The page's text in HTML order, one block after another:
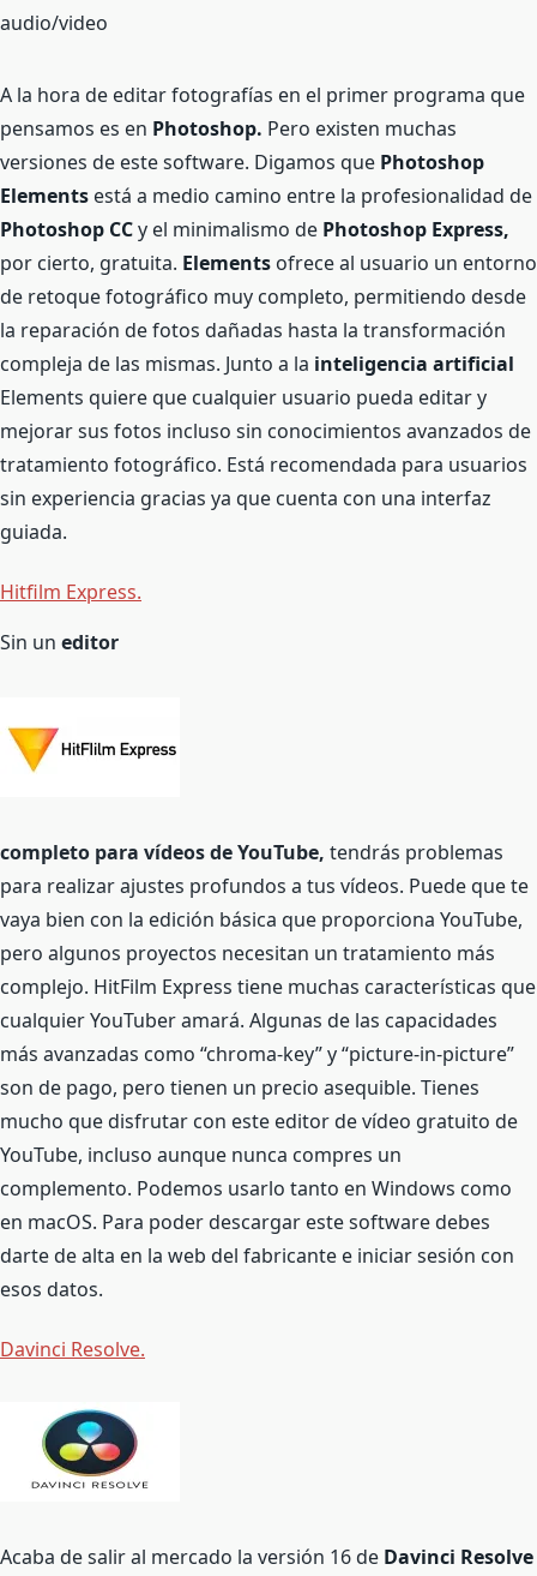
A la hora de editar fotografías en el primer programa que
pensamos es en Photoshop. Pero existen muchas
versiones de este software. Digamos que Photoshop
Elements está a medio camino entre la profesionalidad de
Photoshop CCy el minimalismo de Photoshop Express,
por cierto, gratuita. Elements ofrece al usuario un entorno
de retoque fotográfico muy completo, permitiendo desde
la reparación de fotos dañadas hasta la transformación
compleja de las mismas. Junto a la inteligencia artificial
Elements quiere que cualquier usuario pueda editar y
mejorar sus fotos incluso sin conocimientos avanzados de
tratamiento fotográfico. Está recomendada para usuarios
sin experiencia gracias ya que cuenta con una interfaz
guiada.
Hitfilm Express.
Sin un editor
completo para vídeos de YouTube, tendrás problemas
para realizar ajustes profundos a tus vídeos. Puede que te
vaya bien con la edición básica que proporciona YouTube,
pero algunos proyectos necesitan un tratamiento más
complejo. HitFilm Express tiene muchas características que
cualquier YouTuber amará. Algunas de las capacidades
más avanzadas como “chroma-key” y “picture-in-picture”
son de pago, pero tienen un precio asequible. Tienes
mucho que disfrutar con este editor de vídeo gratuito de
YouTube, incluso aunque nunca compres un
complemento. Podemos usarlo tanto en Windows como
en macOS. Para poder descargar este software debes
darte de alta en la web del fabricante e iniciar sesión con
esos datos.
Davinci Resolve.
Acaba de salir al mercado la versión 16 de Davinci Resolve